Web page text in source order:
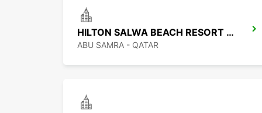
HILTON SALWA BEACH RESORT CHAUF DV
ABU SAMRA - QATAR